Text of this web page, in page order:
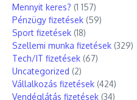
Mennyit keres? (1 157)
Pénzügy fizetések (59)
Sport fizetések (18)
Szellemi munka fizetések (329)
Tech/IT fizetések (67)
Uncategorized (2)
Vállalkozás fizetések (424)
Vendéglátás fizetések (34)